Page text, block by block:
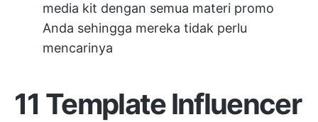
media kit dengan semua materi promo
Anda sehingga mereka tidak perlu
mencarinya
11 Template Influencer